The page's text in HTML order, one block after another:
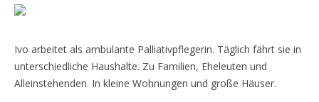
Ivo arbeitet als ambulante Palliativpflegerin. Täglich fährt sie in
unterschiedliche Haushalte. Zu Familien, Eheleuten und
Alleinstehenden. In kleine Wohnungen und große Häuser.